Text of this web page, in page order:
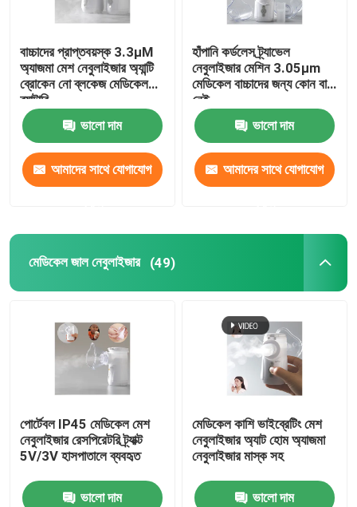
বাচ্চাদের প্রাপ্তবয়স্ক 3.3μM
অ্যাজমা মেশ নেবুলাইজার অ্যান্টি
ব্রোকেন নো ব্লকেজ মেডিকেল
ব্যাটারি
ভালো দাম
আমাদের সাথে যোগাযোগ
হাঁপানি কর্ডলেস ট্র্যাভেল
নেবুলাইজার মেশিন 3.05μm
মেডিকেল বাচ্চাদের জন্য কোন বাধা
নেই
ভালো দাম
আমাদের সাথে যোগাযোগ
মেডিকেল জাল নেবুলাইজার (49)
পোর্টেবল IP45 মেডিকেল মেশ
নেবুলাইজার রেসপিরেটরি ট্র্যাক্ট
5V/3V হাসপাতালে ব্যবহৃত
ভালো দাম
মেডিকেল কাশি ভাইব্রেটিং মেশ
নেবুলাইজার অ্যাট হোম অ্যাজমা
নেবুলাইজার মাস্ক সহ
ভালো দাম